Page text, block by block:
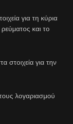
για τη κύρια
και το
στοιχεία για την
λογαριασμού